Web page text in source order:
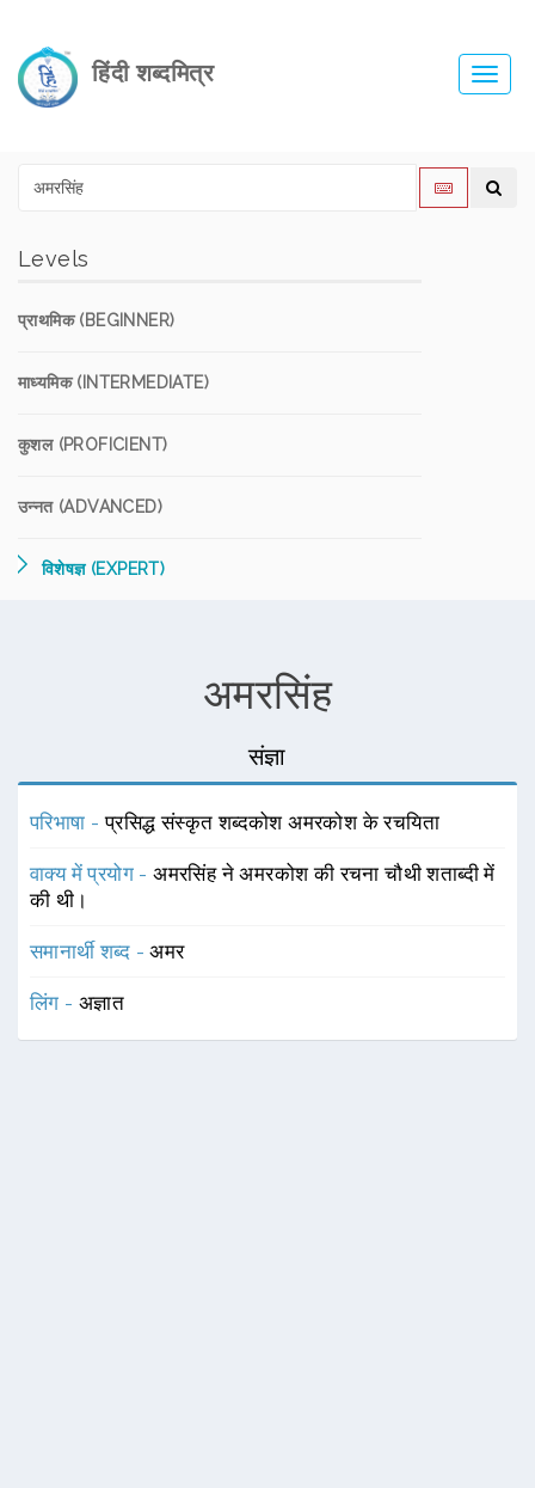
हिंदी शब्दमित्र
Levels
प्राथमिक (BEGINNER)
माध्यमिक (INTERMEDIATE)
कुशल (PROFICIENT)
उन्नत (ADVANCED)
विशेषज्ञ (EXPERT)
अमरसिंह
संज्ञा
परिभाषा -प्रसिद्ध संस्कृत शब्दकोश अमरकोश के रचयिता
वाक्य में प्रयोग -अमरसिंह ने अमरकोश की रचना चौथी शताब्दी में
की थी।
समानार्थी शब्द -अमर
लिंग - अज्ञात